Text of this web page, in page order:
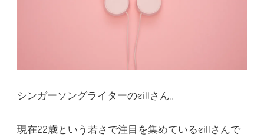
シンガーソングライターのeillさん。
現在22歳という若さで注目を集めているeillさんで